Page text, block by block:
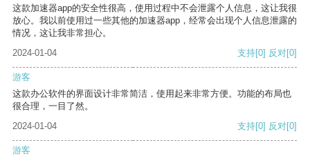
这款加速器app的安全性很高，使用过程中不会泄露个人信息，这让我很
放心。我以前使用过一些其他的加速器app，经常会出现个人信息泄露的
情况，这让我非常担心。
2024-01-04
支持[0] 反对[0]
游客
这款办公软件的界面设计非常简洁，使用起来非常方便。功能的布局也
很合理，一目了然。
2024-01-04
支持[0] 反对[0]
游客